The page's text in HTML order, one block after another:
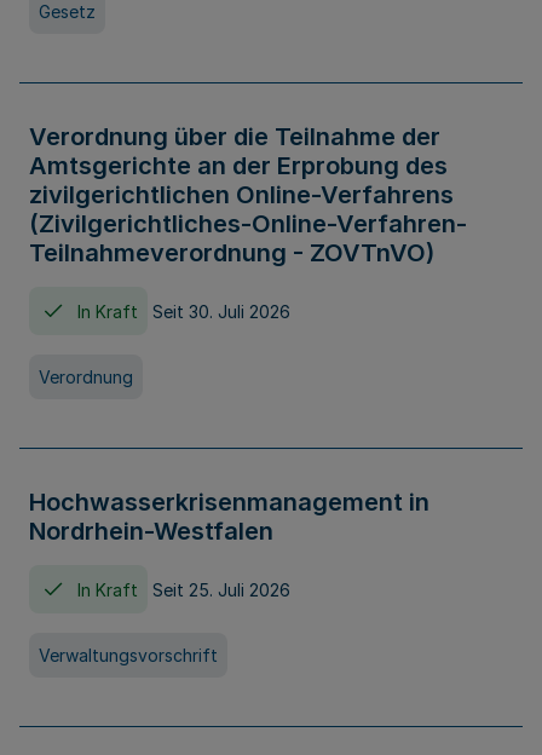
Gesetz
Verordnung über die Teilnahme der
Amtsgerichte an der Erprobung des
zivilgerichtlichen Online-Verfahrens
(Zivilgerichtliches-Online-Verfahren-
Teilnahmeverordnung - ZOVTnVO)
In Kraft Seit 30. Juli 2026
Verordnung
Hochwasserkrisenmanagement in
Nordrhein-Westfalen
In Kraft Seit 25. Juli 2026
Verwaltungsvorschrift